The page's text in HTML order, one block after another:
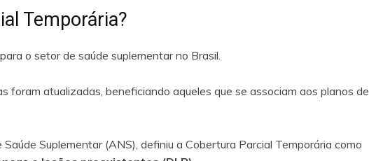
Temporária?
o setor de saúde suplementar no Brasil.
foram atualizadas, beneficiando aqueles que se associam aos planos de
Suplementar (ANS), definiu a Cobertura Parcial Temporária como